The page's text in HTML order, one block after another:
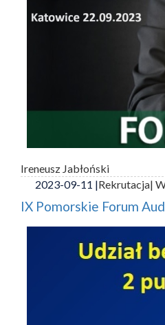
Ireneusz Jabłoński
2023-09-11 |Rekrutacja|
IX Pomorskie Forum